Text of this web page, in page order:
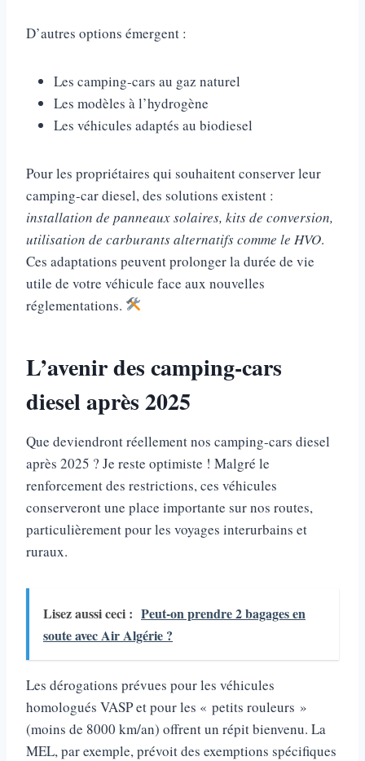
D’autres options émergent :
Les camping-cars au gaz naturel
Les modèles à l’hydrogène
Les véhicules adaptés au biodiesel
Pour les propriétaires qui souhaitent conserver leur
camping-car diesel, des solutions existent :
installation de panneaux solaires, kits de conversion,
utilisation de carburants alternatifs comme le HVO.
Ces adaptations peuvent prolonger la durée de vie
utile de votre véhicule face aux nouvelles
réglementations.
L’avenir des camping-cars
diesel après 2025
Que deviendront réellement nos camping-cars diesel
après 2025 ? Je reste optimiste ! Malgré le
renforcement des restrictions, ces véhicules
conserveront une place importante sur nos routes,
particulièrement pour les voyages interurbains et
ruraux.
Lisez aussi ceci : Peut-on prendre 2 bagages en
soute avec Air Algérie ?
Les dérogations prévues pour les véhicules
homologués VASP et pour les « petits rouleurs »
(moins de 8000 km/an) offrent un répit bienvenu. La
MEL, par exemple, prévoit des exemptions spécifiques